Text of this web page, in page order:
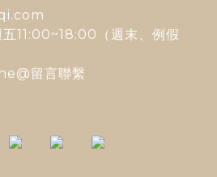
11:00~18:00（週末、例假
留言聯繫